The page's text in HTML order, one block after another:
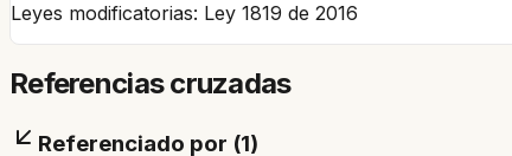
Leyes modificatorias: Ley 1819 de 2016
Referencias cruzadas
Referenciado por (1)